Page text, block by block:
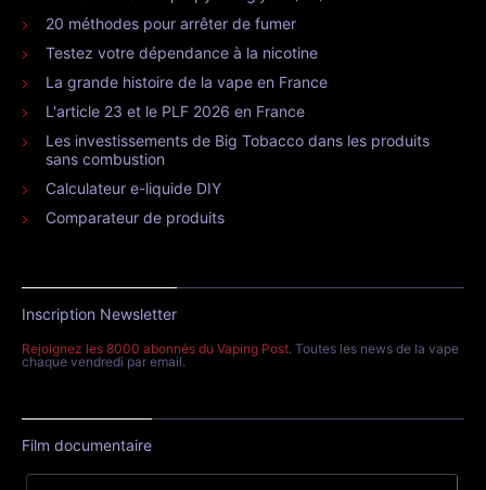
20 méthodes pour arrêter de fumer
Testez votre dépendance à la nicotine
La grande histoire de la vape en France
L'article 23 et le PLF 2026 en France
Les investissements de Big Tobacco dans les produits
sans combustion
Calculateur e-liquide DIY
Comparateur de produits
Inscription Newsletter
Rejoignez les 8000 abonnés du Vaping Post. Toutes les news de la vape
chaque vendredi par email.
Film documentaire